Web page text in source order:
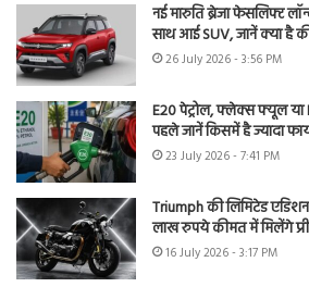
नई मारुति ब्रेजा फेसलिफ्ट
साथ आई SUV, जानें क्या है
26 July 2026 - 3:56 PM
E20 पेट्रोल, फ्लेक्स फ्यूल या
पहले जानें किसमें है ज्यादा
23 July 2026 - 7:41 PM
Triumph की लिमिटेड
लाख रुपये कीमत में मिलेंगे
16 July 2026 - 3:17 PM